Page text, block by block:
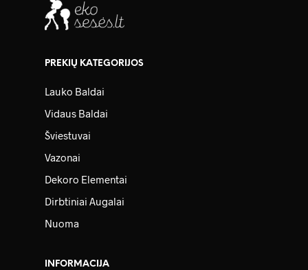
PREKIŲ KATEGORIJOS
Lauko Baldai
Vidaus Baldai
Šviestuvai
Vazonai
Dekoro Elementai
Dirbtiniai Augalai
Nuoma
INFORMACIJA